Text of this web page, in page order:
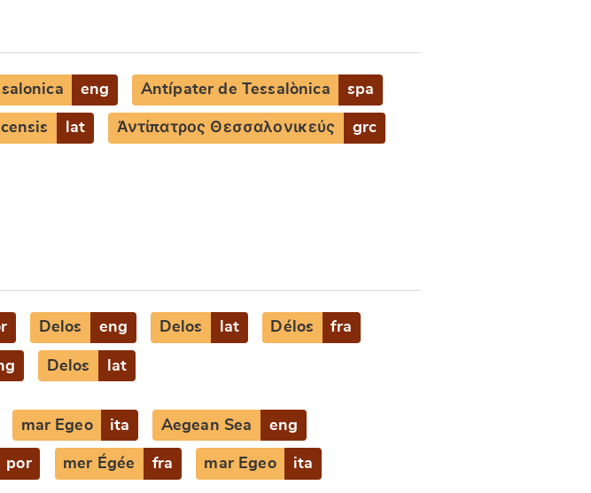
eng Antípater de Tessalònica spa
lat Ἀντίπατρος Θεσσαλονικεύς grc
Delos eng Delos lat Délos fra
Delos lat
mar Egeo ita Aegean Sea eng
por mer Égée fra mar Egeo ita